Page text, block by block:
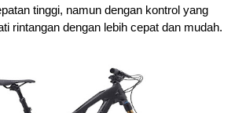
tinggi, namun dengan kontrol yang
rintangan dengan lebih cepat dan mudah.